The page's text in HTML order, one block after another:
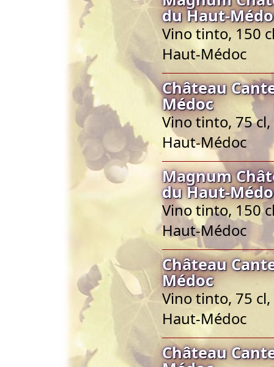
du Haut-
Vino tinto, 150
Haut-Médoc
Château
Médoc
Vino tinto, 75
Haut-Médoc
Magnum
du Haut-
Vino tinto, 150
Haut-Médoc
Château
Médoc
Vino tinto, 75
Haut-Médoc
Château